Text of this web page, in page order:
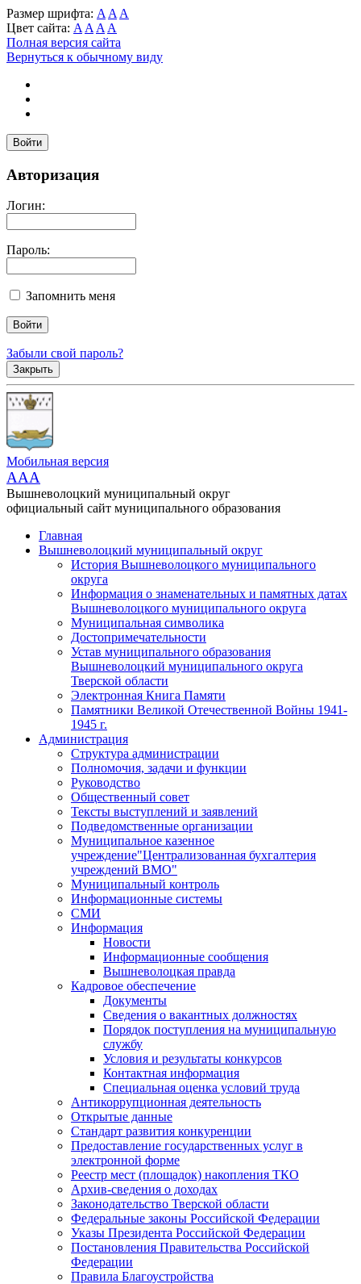
Размер шрифта: A A A
Цвет сайта: A A A A
Полная версия сайта
Вернуться к обычному виду
Войти
Авторизация
Логин:
Пароль:
Запомнить меня
Забыли свой пароль?
Закрыть
Мобильная версия
AAA
Вышневолоцкий муниципальный округ
официальный сайт муниципального образования
Главная
Вышневолоцкий муниципальный округ
История Вышневолоцкого муниципального
округа
Информация о знаменательных и памятных датах
Вышневолоцкого муниципального округа
Муниципальная символика
Достопримечательности
Устав муниципального образования
Вышневолоцкий муниципального округа
Тверской области
Электронная Книга Памяти
Памятники Великой Отечественной Войны 1941-
1945 г.
Администрация
Структура администрации
Полномочия, задачи и функции
Руководство
Общественный совет
Тексты выступлений и заявлений
Подведомственные организации
Муниципальное казенное
учреждение"Централизованная бухгалтерия
учреждений ВМО"
Муниципальный контроль
Информационные системы
СМИ
Информация
Новости
Информационные сообщения
Вышневолоцкая правда
Кадровое обеспечение
Документы
Сведения о вакантных должностях
Порядок поступления на муниципальную
службу
Условия и результаты конкурсов
Контактная информация
Специальная оценка условий труда
Антикоррупционная деятельность
Открытые данные
Стандарт развития конкуренции
Предоставление государственных услуг в
электронной форме
Реестр мест (площадок) накопления ТКО
Архив-сведения о доходах
Законодательство Тверской области
Федеральные законы Российской Федерации
Указы Президента Российской Федерации
Постановления Правительства Российской
Федерации
Правила Благоустройства